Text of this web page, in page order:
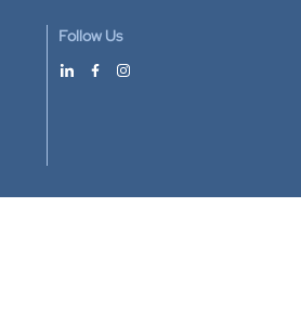
Follow Us